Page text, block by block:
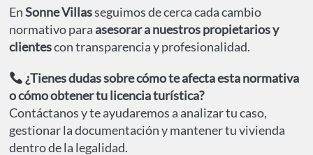
EnSonne Villasseguimos de cerca cada cambio
normativo para asesorar a nuestros propietarios y
clientescon transparencia y profesionalidad.
¿Tienes dudas sobre cómo te afecta esta normativa
o cómo obtener tu licencia turística?
Contáctanos y te ayudaremos a analizar tu caso,
gestionar la documentación y mantener tu vivienda
dentro de la legalidad.